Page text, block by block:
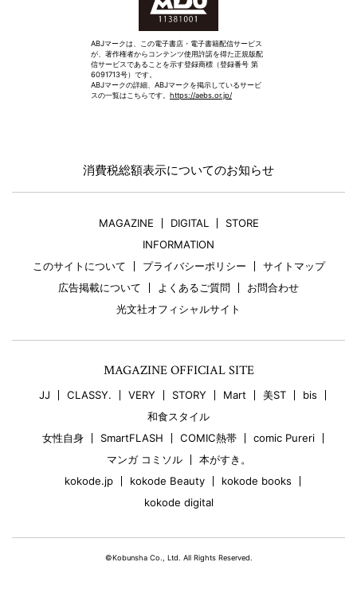
ABJマークは、この電子書店・電子書籍配信サービス
が、著作権者からコンテンツ使用許諾を得た正規版配
信サービスであることを示す登録商標（登録番号 第
6091713号）です。
ABJマークの詳細、ABJマークを掲示しているサービ
スの一覧はこちらです。 https://aebs.or.jp/
消費税総額表示についてのお知らせ
MAGAZINE DIGITAL
STORE
INFORMATION
このサイトについて
プライバシーポリシー
サイトマップ
広告掲載について
よくあるご質問
お問合わせ
光文社オフィシャルサイト
MAGAZINE OFFICIAL SITE
JJ CLASSY. VERY STORY Mart 美ST
bis
和食スタイル
女性自身
SmartFLASH COMIC熱帯
comic Pureri
マンガ コミソル
本がすき。
kokode.jp
kokode Beauty
kokode books
kokode digital
©Kobunsha Co., Ltd. All Rights Reserved.